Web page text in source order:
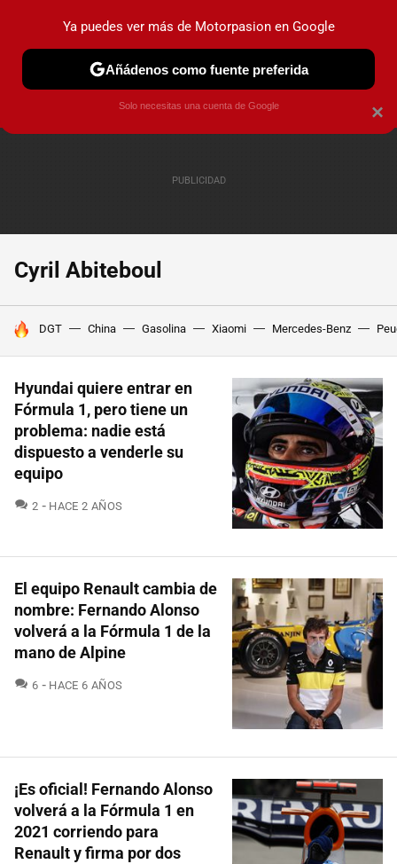
PRUEBAS COCHES ELÉCTRICOS OBSERVATORIO
Cyril Abiteboul
HOY SE HABLA DE
DGT China Gasolina Xiaomi Mercedes-Benz
Hyundai quiere entrar en
Fórmula 1, pero tiene un
problema: nadie está
dispuesto a venderle su
equipo
2 COMENTARIOS
HACE 2 AÑOS
El equipo Renault cambia de
nombre: Fernando Alonso
volverá a la Fórmula 1 de la
mano de Alpine
6 COMENTARIOS
HACE 6 AÑOS
¡Es oficial! Fernando Alonso
volverá a la Fórmula 1 en
2021 corriendo para
Renault y firma por dos
×
Ya puedes ver más de Motorpasion en Google
Añádenos como fuente preferida
Solo necesitas una cuenta de Google